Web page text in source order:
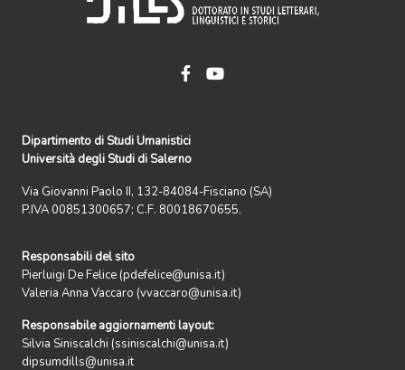
Dipartimento di Studi Umanistici
Università degli Studi di Salerno
Via Giovanni Paolo II, 132-84084-Fisciano (SA)
P.IVA 00851300657; C.F. 80018670655.
Responsabili del sito
Pierluigi De Felice (pdefelice@unisa.it)
Valeria Anna Vaccaro (vvaccaro@unisa.it)
Responsabile aggiornamenti layout:
Silvia Siniscalchi (ssiniscalchi@unisa.it)
dipsumdills@unisa.it